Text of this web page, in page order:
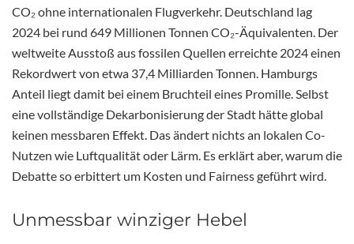
CO₂ ohne internationalen Flugverkehr. Deutschland lag
2024 bei rund 649 Millionen Tonnen CO₂-Äquivalenten. Der
weltweite Ausstoß aus fossilen Quellen erreichte 2024 einen
Rekordwert von etwa 37,4 Milliarden Tonnen. Hamburgs
Anteil liegt damit bei einem Bruchteil eines Promille. Selbst
eine vollständige Dekarbonisierung der Stadt hätte global
keinen messbaren Effekt. Das ändert nichts an lokalen Co-
Nutzen wie Luftqualität oder Lärm. Es erklärt aber, warum die
Debatte so erbittert um Kosten und Fairness geführt wird.
Unmessbar winziger Hebel